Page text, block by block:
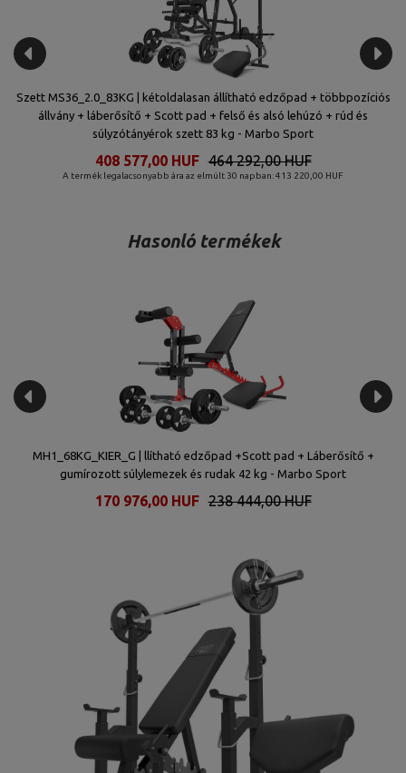
Szett MS36_2.0_83KG | kétoldalasan állítható edzőpad + többpozíciós
állvány + láberősítő + Scott pad + felső és alsó lehúzó + rúd és
súlyzótányérok szett 83 kg - Marbo Sport
A termék legalacsonyabb ára az elmúlt 30 napban: 413 220,00 HUF
464 292,00 HUF
408 577,00 HUF
Hasonló termékek
MH1_68KG_KIER_G | llítható edzőpad +Scott pad + Láberősítő +
gumírozott súlylemezek és rudak 42 kg - Marbo Sport
238 444,00 HUF
170 976,00 HUF